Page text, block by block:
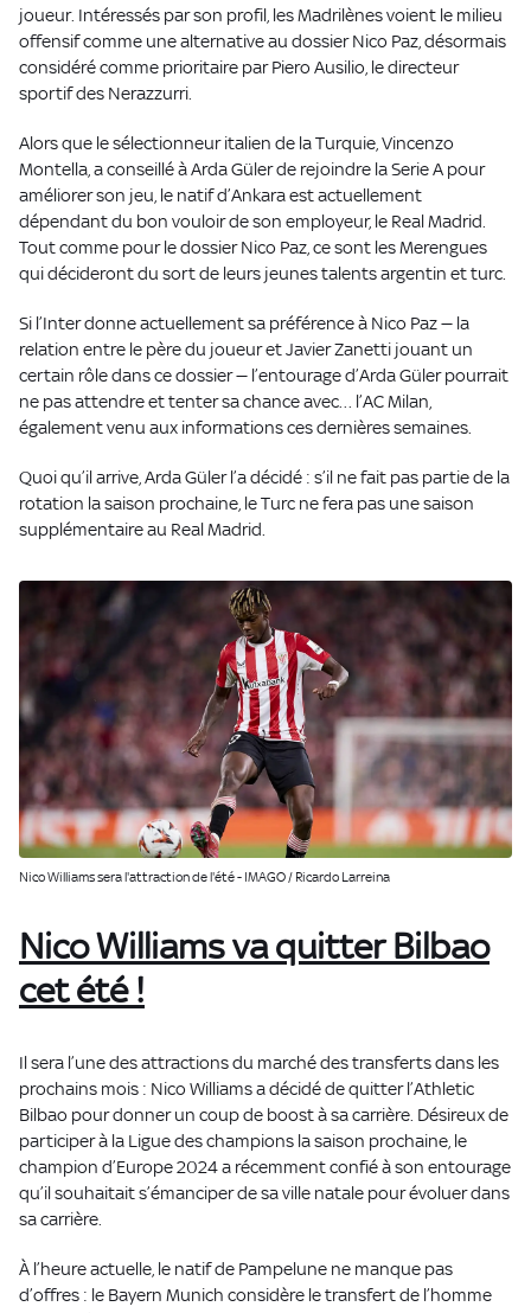
joueur. Intéressés par son profil, les Madrilènes voient le milieu
offensif comme une alternative au dossier Nico Paz, désormais
considéré comme prioritaire par Piero Ausilio, le directeur
sportif des Nerazzurri.
Alors que le sélectionneur italien de la Turquie, Vincenzo
Montella, a conseillé à Arda Güler de rejoindre la Serie A pour
améliorer son jeu, le natif d’Ankara est actuellement
dépendant du bon vouloir de son employeur, le Real Madrid.
Tout comme pour le dossier Nico Paz, ce sont les Merengues
qui décideront du sort de leurs jeunes talents argentin et turc.
Si l’Inter donne actuellement sa préférence à Nico Paz — la
relation entre le père du joueur et Javier Zanetti jouant un
certain rôle dans ce dossier — l’entourage d’Arda Güler pourrait
ne pas attendre et tenter sa chance avec… l’AC Milan,
également venu aux informations ces dernières semaines.
Quoi qu’il arrive, Arda Güler l’a décidé : s’il ne fait pas partie de la
rotation la saison prochaine, le Turc ne fera pas une saison
supplémentaire au Real Madrid.
Nico Williams sera l'attraction de l'été - IMAGO / Ricardo Larreina
Nico Williams va quitter Bilbao
cet été !
Il sera l’une des attractions du marché des transferts dans les
prochains mois : Nico Williams a décidé de quitter l’Athletic
Bilbao pour donner un coup de boost à sa carrière. Désireux de
participer à la Ligue des champions la saison prochaine, le
champion d’Europe 2024 a récemment confié à son entourage
qu’il souhaitait s’émanciper de sa ville natale pour évoluer dans
sa carrière.
À l’heure actuelle, le natif de Pampelune ne manque pas
d’offres : le Bayern Munich considère le transfert de l’homme